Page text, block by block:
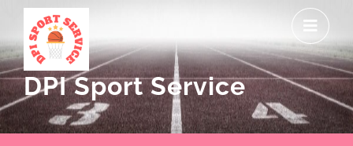
content
DPI Sport Service